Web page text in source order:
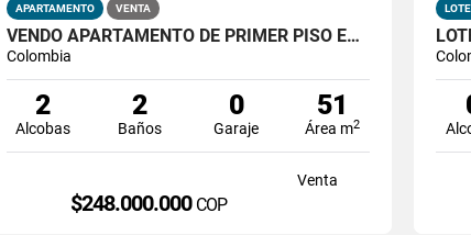
APARTAMENTO VENTA
VENDO APARTAMENTO DE PRIMER PISO EN COLINAS
Colombia
2
Alcobas
2
Baños
0
Garaje
51
Área m2
Venta
$248.000.000 COP